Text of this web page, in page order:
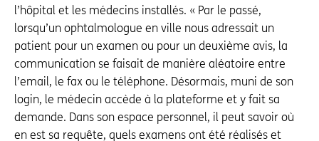
l’hôpital et les médecins installés. « Par le passé,
lorsqu’un ophtalmologue en ville nous adressait un
patient pour un examen ou pour un deuxième avis, la
communication se faisait de manière aléatoire entre
l’email, le fax ou le téléphone. Désormais, muni de son
login, le médecin accède à la plateforme et y fait sa
demande. Dans son espace personnel, il peut savoir où
en est sa requête, quels examens ont été réalisés et